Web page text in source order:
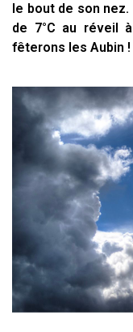
le bout de son
de 7°C au réveil
fêterons les Aubin !